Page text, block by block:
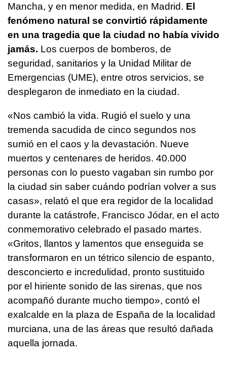
Mancha, y en menor medida, en Madrid. El
fenómeno natural se convirtió rápidamente
en una tragedia que la ciudad no había vivido
jamás. Los cuerpos de bomberos, de
seguridad, sanitarios y la Unidad Militar de
Emergencias (UME), entre otros servicios, se
desplegaron de inmediato en la ciudad.
«Nos cambió la vida. Rugió el suelo y una
tremenda sacudida de cinco segundos nos
sumió en el caos y la devastación. Nueve
muertos y centenares de heridos. 40.000
personas con lo puesto vagaban sin rumbo por
la ciudad sin saber cuándo podrían volver a sus
casas», relató el que era regidor de la localidad
durante la catástrofe, Francisco Jódar, en el acto
conmemorativo celebrado el pasado martes.
«Gritos, llantos y lamentos que enseguida se
transformaron en un tétrico silencio de espanto,
desconcierto e incredulidad, pronto sustituido
por el hiriente sonido de las sirenas, que nos
acompañó durante mucho tiempo», contó el
exalcalde en la plaza de España de la localidad
murciana, una de las áreas que resultó dañada
aquella jornada.